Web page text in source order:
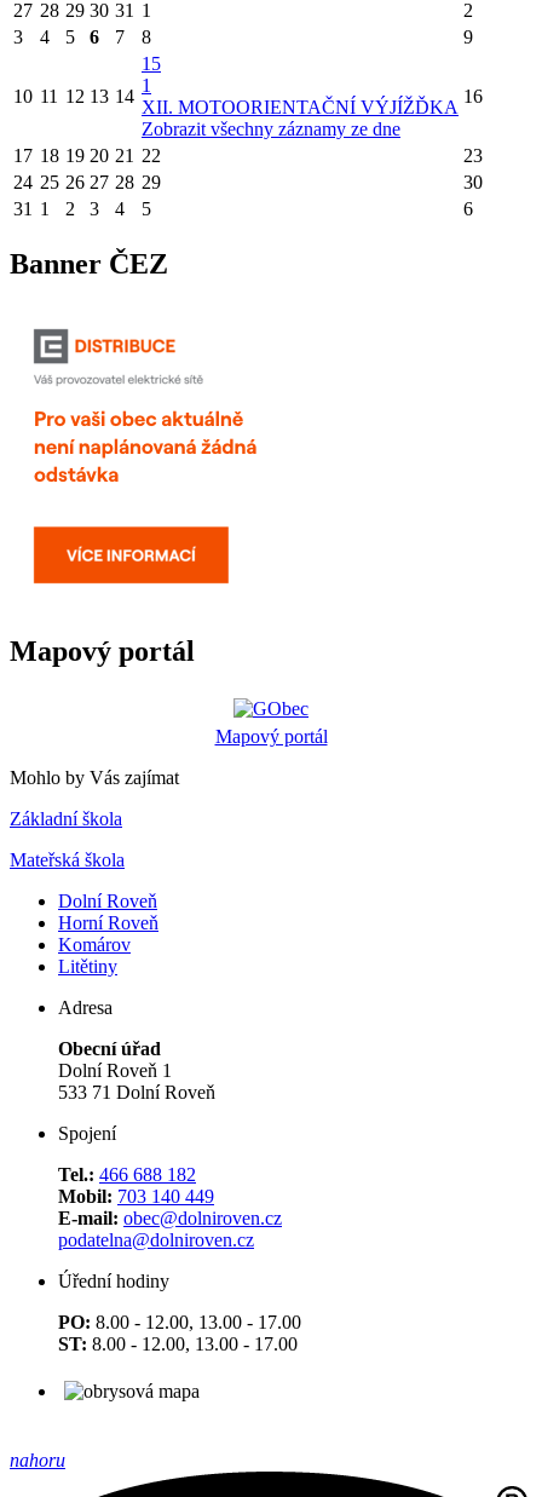
27 28 29 30 31 1
2
3
4 5 6 7 8 9
10 11 12 13 14
15
1
XII. MOTOORIENTAČNÍ VÝJÍŽĎKA
Zobrazit všechny záznamy ze dne
16
17 18 19 20 21 22
23
24 25 26 27 28 29
30
31 1 2 3 4 5 6
Banner ČEZ
Mapový portál
Mapový portál
Mohlo by Vás zajímat
Základní škola
Mateřská škola
Dolní Roveň
Horní Roveň
Komárov
Litětiny
Adresa
Obecní úřad
Dolní Roveň 1
533 71 Dolní Roveň
Spojení
Tel.: 466 688 182
Mobil: 703 140 449
E-mail: obec@dolniroven.cz
podatelna@dolniroven.cz
Úřední hodiny
PO: 8.00 - 12.00, 13.00 - 17.00
ST: 8.00 - 12.00, 13.00 - 17.00
nahoru